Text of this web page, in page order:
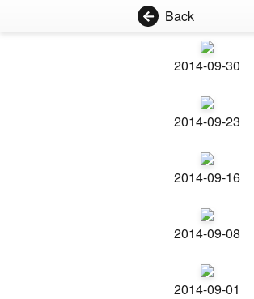
Back
2014-09-30
2014-09-23
2014-09-16
2014-09-08
2014-09-01